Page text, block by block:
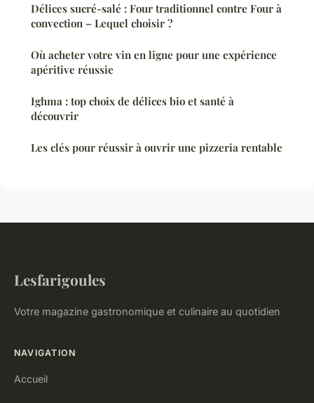
Délices sucré-salé : Four traditionnel contre Four à
convection – Lequel choisir ?
Où acheter votre vin en ligne pour une expérience
apéritive réussie
Ighma : top choix de délices bio et santé à
découvrir
Les clés pour réussir à ouvrir une pizzeria rentable
Lesfarigoules
Votre magazine gastronomique et culinaire au quotidien
NAVIGATION
Accueil